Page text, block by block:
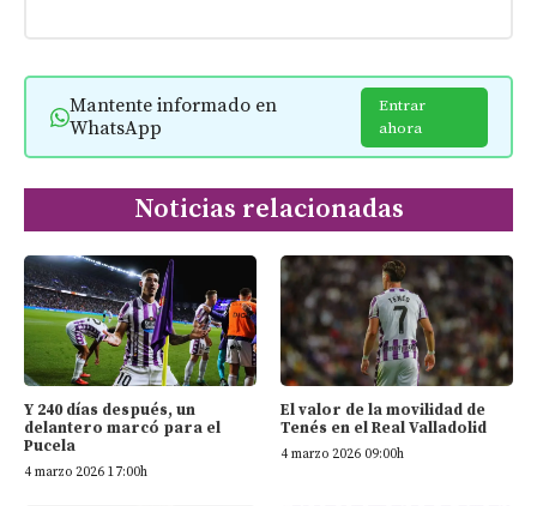
Mantente informado en
WhatsApp
Entrar
ahora
Noticias relacionadas
Y 240 días después, un
delantero marcó para el
Pucela
4 marzo 2026 17:00h
El valor de la movilidad de
Tenés en el Real Valladolid
4 marzo 2026 09:00h